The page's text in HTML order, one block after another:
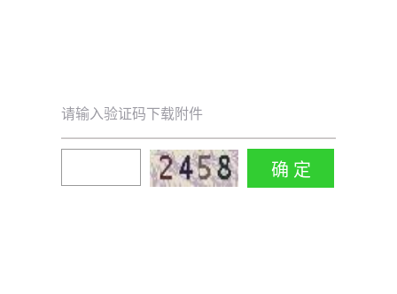
请输入验证码下载附件